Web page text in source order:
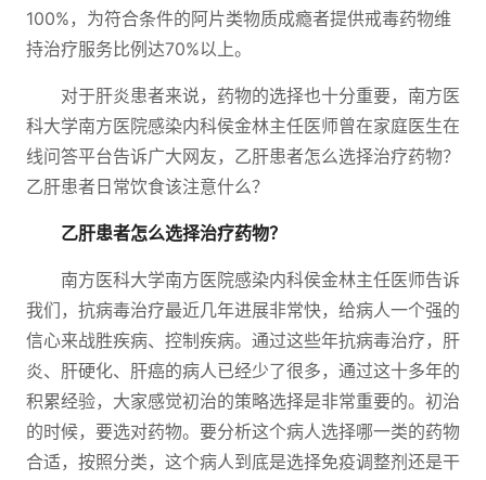
100%，为符合条件的阿片类物质成瘾者提供戒毒药物维
持治疗服务比例达70%以上。
对于肝炎患者来说，药物的选择也十分重要，南方医
科大学南方医院感染内科侯金林主任医师曾在家庭医生在
线问答平台告诉广大网友，乙肝患者怎么选择治疗药物？
乙肝患者日常饮食该注意什么？
乙肝患者怎么选择治疗药物？
南方医科大学南方医院感染内科侯金林主任医师告诉
我们，抗病毒治疗最近几年进展非常快，给病人一个强的
信心来战胜疾病、控制疾病。通过这些年抗病毒治疗，肝
炎、肝硬化、肝癌的病人已经少了很多，通过这十多年的
积累经验，大家感觉初治的策略选择是非常重要的。初治
的时候，要选对药物。要分析这个病人选择哪一类的药物
合适，按照分类，这个病人到底是选择免疫调整剂还是干